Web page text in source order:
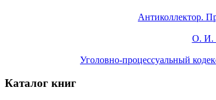
Антиколлектор.
О. И.
Уголовно-процессуальный
Каталог книг